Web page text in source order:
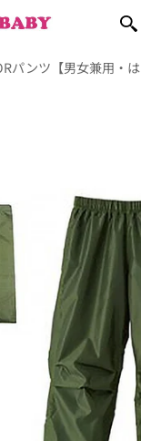
パンツ【男女兼用・は